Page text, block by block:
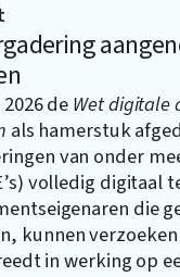
deWet digitale
als hamerstuk
van onder
volledig digitaal
die
kunnen
in werking op